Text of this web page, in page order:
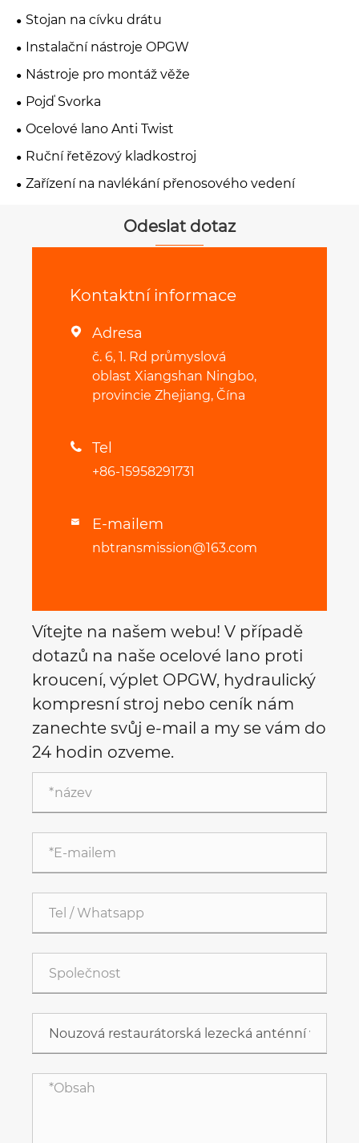
Stojan na cívku drátu
Instalační nástroje OPGW
Nástroje pro montáž věže
Pojď Svorka
Ocelové lano Anti Twist
Ruční řetězový kladkostroj
Zařízení na navlékání přenosového vedení
Odeslat dotaz
Kontaktní informace
 Adresa
č. 6, 1. Rd průmyslová
oblast Xiangshan Ningbo,
provincie Zhejiang, Čína
 Tel
+86-15958291731
 E-mailem
nbtransmission@163.com
Vítejte na našem webu! V případě
dotazů na naše ocelové lano proti
kroucení, výplet OPGW, hydraulický
kompresní stroj nebo ceník nám
zanechte svůj e-mail a my se vám do
24 hodin ozveme.